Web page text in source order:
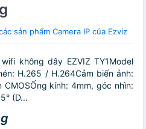
sản phẩm Camera IP của Ezviz
không dây EZVIZ TY1Model
H.265 / H.264Cảm biến ảnh:
CMOSỐng kính: 4mm, góc nhìn:
(D...